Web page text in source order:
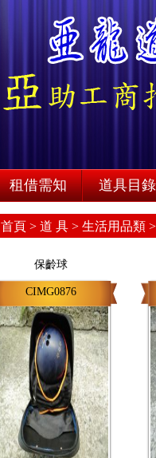
租借需知 道具目錄
首頁 > 道 具 > 生活用品類
保齡球
CIMG0876